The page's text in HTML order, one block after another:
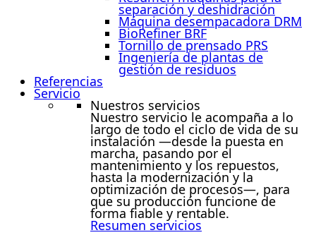
separación y deshidración
Máquina desempacadora DRM
BioRefiner BRF
Tornillo de prensado PRS
Ingeniería de plantas de
gestión de residuos
Referencias
Servicio
Nuestros servicios
Nuestro servicio le acompaña a lo
largo de todo el ciclo de vida de su
instalación —desde la puesta en
marcha, pasando por el
mantenimiento y los repuestos,
hasta la modernización y la
optimización de procesos—, para
que su producción funcione de
forma fiable y rentable.
Resumen servicios